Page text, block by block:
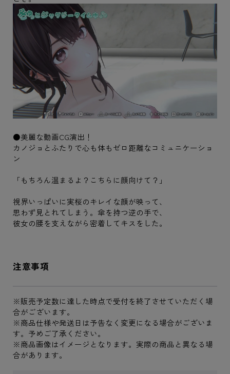
●美麗な動画CG演出！
カノジョとふたりで心も体もゼロ距離なコミュニケーショ
ン
「もちろん温まるよ？こちらに顔向けて？」
視界いっぱいに実桜のキレイな顔が映って、
思わず見とれてしまう。傘を持つ逆の手で、
彼女の腰を支えながら密着してキスをした。
注意事項
※販売予定数に達した時点で受付を終了させていただく場
合がございます。
※商品仕様や発送日は予告なく変更になる場合がございま
す。予めご了承ください。
※商品画像はイメージとなります。実際の商品と異なる場
合があります。